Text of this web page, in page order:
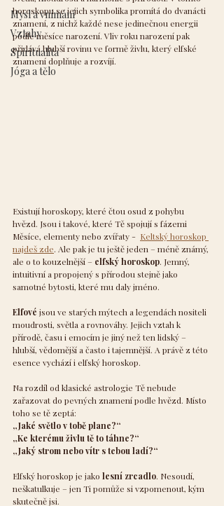
Mysl a vnímání
Vztahy
Spiritualita
Jóga a tělo
horoskopu se jejich symbolika promítá do dvanácti
znamení, z nichž každé nese jedinečnou energii
podle měsíce narození. Vliv roku narození pak
přidává hlubší rovinu ve formě živlu, který elfské
znamení doplňuje a rozvíjí.
Existují horoskopy, které čtou osud z pohybu
hvězd. Jsou i takové, které Tě spojují s fázemi
Měsíce, elementy nebo zvířaty - Keltský horoskop
najdeš zde. Ale pak je tu ještě jeden – méně známý,
ale o to kouzelnější – elfský horoskop. Jemný,
intuitivní a propojený s přírodou stejně jako
samotné bytosti, které mu daly jméno.
Elfové jsou ve starých mýtech a legendách nositeli
moudrosti, světla a rovnováhy. Jejich vztah k
přírodě, času i emocím je jiný než ten lidský –
hlubší, vědomější a často i tajemnější. A právě z této
esence vychází i elfský horoskop.
Na rozdíl od klasické astrologie Tě nebude
zařazovat do pevných znamení podle hvězd. Místo
toho se tě zeptá:
„Jaké světlo v tobě plane?“
„Ke kterému živlu tě to táhne?“
„Jaký strom nebo vítr s tebou ladí?“
Elfský horoskop je jako lesní zrcadlo. Nesoudí,
neškatulkuje – jen Ti pomůže si vzpomenout, kým
skutečně jsi.